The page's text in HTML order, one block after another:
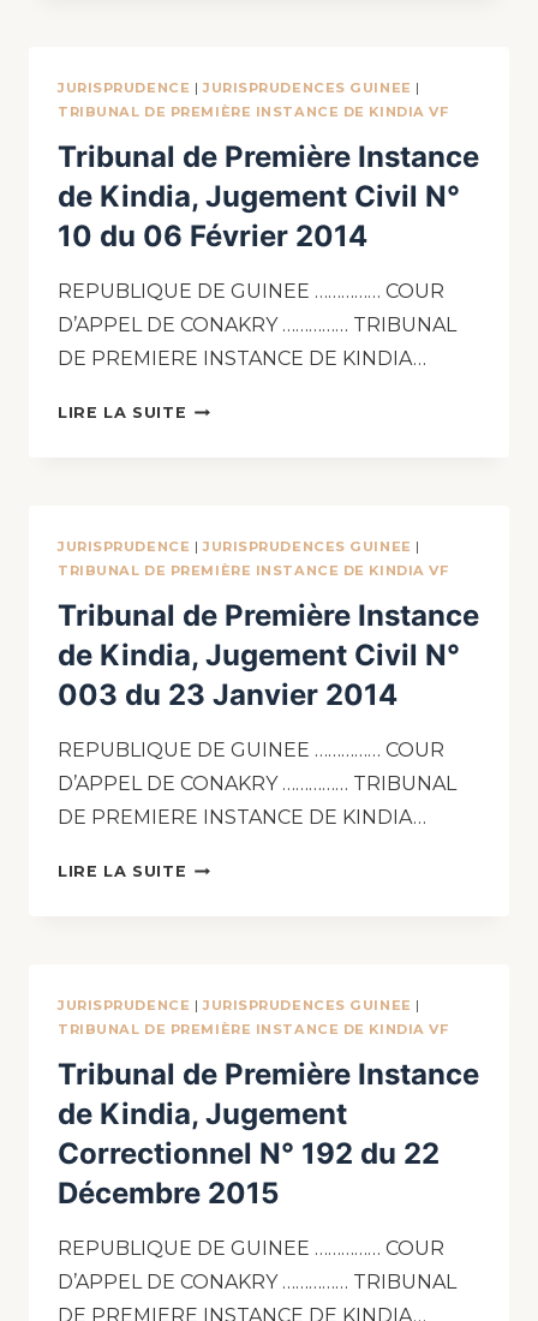
JURISPRUDENCE |JURISPRUDENCES GUINEE |
TRIBUNAL DE PREMIÈRE INSTANCE DE KINDIA VF
Tribunal de Première Instance
de Kindia, Jugement Civil N°
10 du 06 Février 2014
REPUBLIQUE DE GUINEE …………… COUR
D’APPEL DE CONAKRY …………… TRIBUNAL
DE PREMIERE INSTANCE DE KINDIA…
LIRE LA SUITE
JURISPRUDENCE |JURISPRUDENCES GUINEE |
TRIBUNAL DE PREMIÈRE INSTANCE DE KINDIA VF
Tribunal de Première Instance
de Kindia, Jugement Civil N°
003 du 23 Janvier 2014
REPUBLIQUE DE GUINEE …………… COUR
D’APPEL DE CONAKRY …………… TRIBUNAL
DE PREMIERE INSTANCE DE KINDIA…
LIRE LA SUITE
JURISPRUDENCE |JURISPRUDENCES GUINEE |
TRIBUNAL DE PREMIÈRE INSTANCE DE KINDIA VF
Tribunal de Première Instance
de Kindia, Jugement
Correctionnel N° 192 du 22
Décembre 2015
REPUBLIQUE DE GUINEE …………… COUR
D’APPEL DE CONAKRY …………… TRIBUNAL
DE PREMIERE INSTANCE DE KINDIA…